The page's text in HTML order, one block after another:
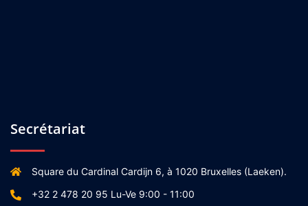
Secrétariat
Square du Cardinal Cardijn 6, à 1020 Bruxelles (Laeken).
+32 2 478 20 95 Lu-Ve 9:00 - 11:00